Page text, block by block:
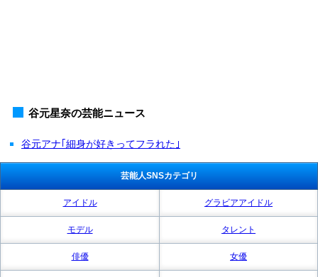
谷元星奈の芸能ニュース
谷元アナ｢細身が好きってフラれた｣
芸能人SNSカテゴリ
アイドル グラビアアイドル
モデル タレント
俳優 女優